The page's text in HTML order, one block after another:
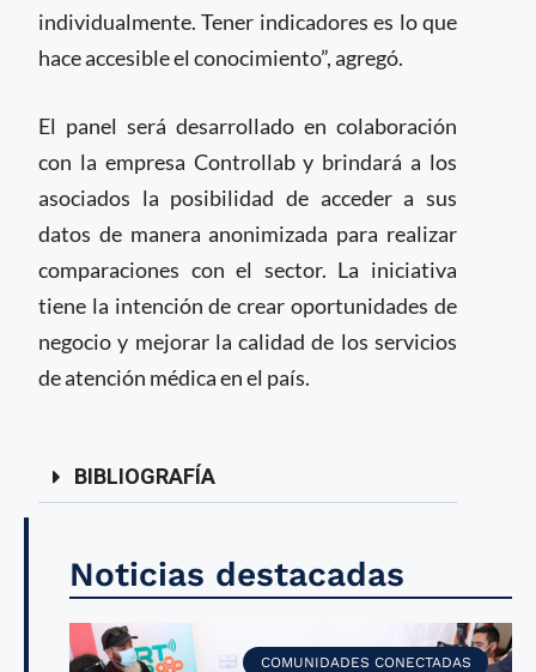
individualmente. Tener indicadores es lo que
hace accesible el conocimiento”, agregó.
El panel será desarrollado en colaboración
con la empresa Controllab y brindará a los
asociados la posibilidad de acceder a sus
datos de manera anonimizada para realizar
comparaciones con el sector. La iniciativa
tiene la intención de crear oportunidades de
negocio y mejorar la calidad de los servicios
de atención médica en el país.
BIBLIOGRAFÍA
Noticias destacadas
COMUNIDADES CONECTADAS